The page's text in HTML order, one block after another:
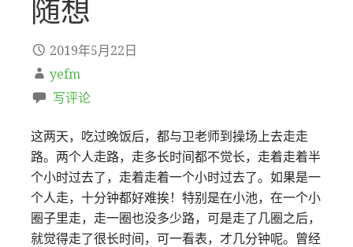
2019年5月22日
yefm
写评论
这两天，吃过晚饭后，都与卫老师到操场上去走走
路。两个人走路，走多长时间都不觉长，走着走着半
个小时过去了，走着走着一个小时过去了。如果是一
个人走，十分钟都好难挨！特别是在小池，在一个小
圈子里走，走一圈也没多少路，可是走了几圈之后，
就觉得走了很长时间，可一看表，才几分钟呢。曾经